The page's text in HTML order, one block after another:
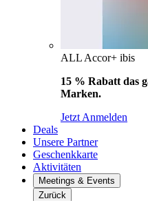
ALL Accor+ ibis
15 % Rabatt das
Marken.
Jetzt Anmelden
Deals
Unsere Partner
Geschenkkarte
Aktivitäten
Meetings & Events
Zurück